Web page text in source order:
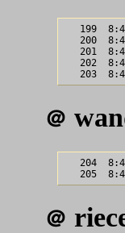
199
200
201
202
＠
204
＠